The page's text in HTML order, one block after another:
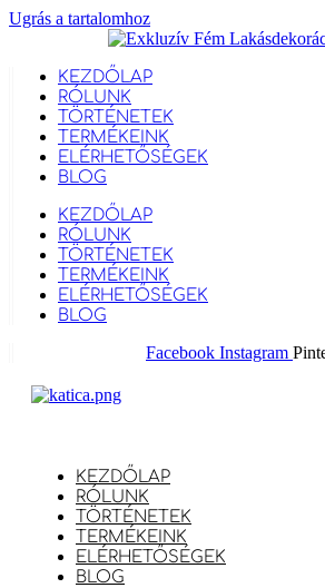
Ugrás a tartalomhoz
KEZDŐLAP
RÓLUNK
TÖRTÉNETEK
TERMÉKEINK
ELÉRHETŐSÉGEK
BLOG
KEZDŐLAP
RÓLUNK
TÖRTÉNETEK
TERMÉKEINK
ELÉRHETŐSÉGEK
BLOG
Facebook Instagram
KEZDŐLAP
RÓLUNK
TÖRTÉNETEK
TERMÉKEINK
ELÉRHETŐSÉGEK
BLOG